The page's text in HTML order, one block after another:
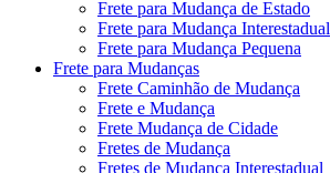
Frete para Mudança de Estado
Frete para Mudança Interestadual
Frete para Mudança Pequena
Frete para Mudanças
Frete Caminhão de Mudança
Frete e Mudança
Frete Mudança de Cidade
Fretes de Mudança
Fretes de Mudança Interestadual